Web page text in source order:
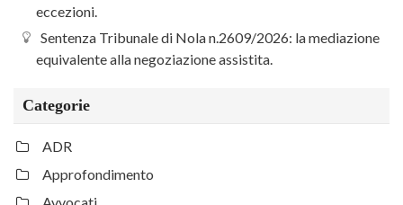
eccezioni.
Sentenza Tribunale di Nola n.2609/2026: la mediazione
equivalente alla negoziazione assistita.
Categorie
ADR
Approfondimento